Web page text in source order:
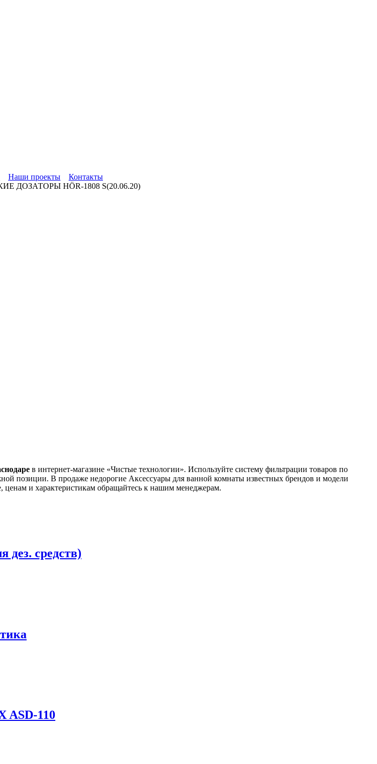
Наши проекты Контакты
ДОЗАТОРЫ HÖR-1808 S(20.06.20)
в интернет-магазине «Чистые технологии». Используйте систему фильтрации товаров по
позиции. В продаже недорогие Аксессуары для ванной комнаты известных брендов и модели
и характеристикам обращайтесь к нашим менеджерам.
дез. средств)
ASD-110